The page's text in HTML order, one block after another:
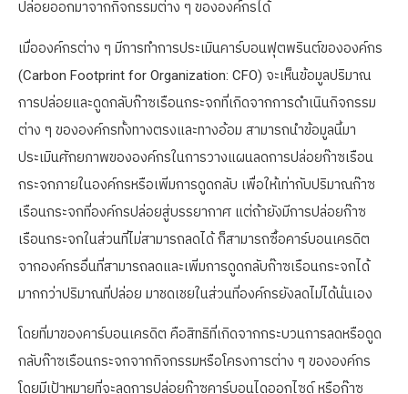
ปล่อยออกมาจากกิจกรรมต่าง ๆ ขององค์กรได้
เมื่อองค์กรต่าง ๆ มีการทำการประเมินคาร์บอนฟุตพรินต์ขององค์กร
(Carbon Footprint for Organization: CFO) จะเห็นข้อมูลปริมาณ
การปล่อยและดูดกลับก๊าซเรือนกระจกที่เกิดจากการดำเนินกิจกรรม
ต่าง ๆ ขององค์กรทั้งทางตรงและทางอ้อม สามารถนำข้อมูลนี้มา
ประเมินศักยภาพขององค์กรในการวางแผนลดการปล่อยก๊าซเรือน
กระจกภายในองค์กรหรือเพิ่มการดูดกลับ เพื่อให้เท่ากับปริมาณก๊าซ
เรือนกระจกที่องค์กรปล่อยสู่บรรยากาศ แต่ถ้ายังมีการปล่อยก๊าซ
เรือนกระจกในส่วนที่ไม่สามารถลดได้ ก็สามารถซื้อคาร์บอนเครดิต
จากองค์กรอื่นที่สามารถลดและเพิ่มการดูดกลับก๊าซเรือนกระจกได้
มากกว่าปริมาณที่ปล่อย มาชดเชยในส่วนที่องค์กรยังลดไม่ได้นั่นเอง
โดยที่มาของคาร์บอนเครดิต คือสิทธิที่เกิดจากกระบวนการลดหรือดูด
กลับก๊าซเรือนกระจกจากกิจกรรมหรือโครงการต่าง ๆ ขององค์กร
โดยมีเป้าหมายที่จะลดการปล่อยก๊าซคาร์บอนไดออกไซด์ หรือก๊าซ